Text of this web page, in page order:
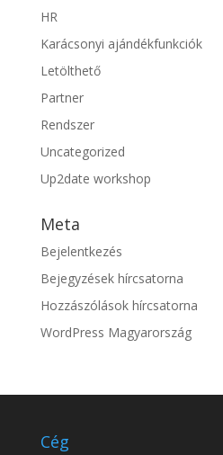
HR
Karácsonyi ajándékfunkciók
Letölthető
Partner
Rendszer
Uncategorized
Up2date workshop
Meta
Bejelentkezés
Bejegyzések hírcsatorna
Hozzászólások hírcsatorna
WordPress Magyarország
Cég